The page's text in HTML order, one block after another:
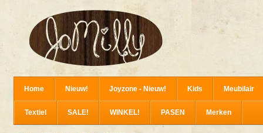
Home Nieuw! Joyzone - Nieuw! Kids Meubilair
Textiel SALE! WINKEL! PASEN Merken